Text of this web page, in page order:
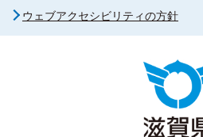
ウェブアクセシビリティの方針